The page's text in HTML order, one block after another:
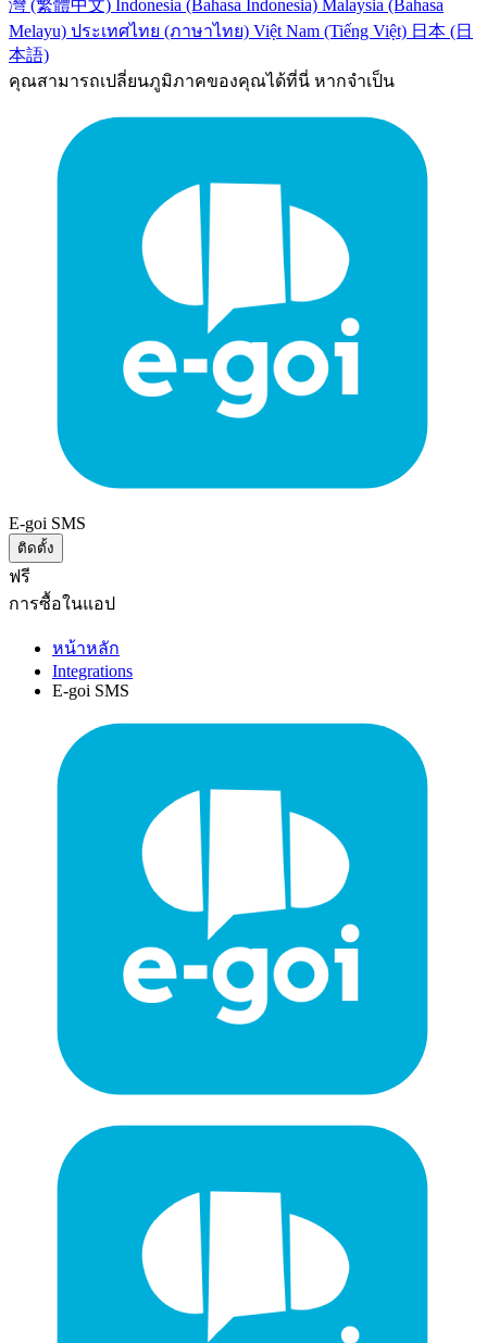
灣 (繁體中文) Indonesia (Bahasa Indonesia) Malaysia (Bahasa
Melayu) ประเทศไทย (ภาษาไทย) Việt Nam (Tiếng Việt) 日本 (日
本語)
คุณสามารถเปลี่ยนภูมิภาคของคุณได้ที่นี่ หากจำเป็น
E-goi SMS
ติดตั้ง
ฟรี
การซื้อในแอป
หน้าหลัก
Integrations
E-goi SMS